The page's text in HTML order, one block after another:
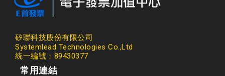
矽聯科技股份有限公司
Systemlead Technologies Co.,Ltd
統一編號：89430377
常用連結